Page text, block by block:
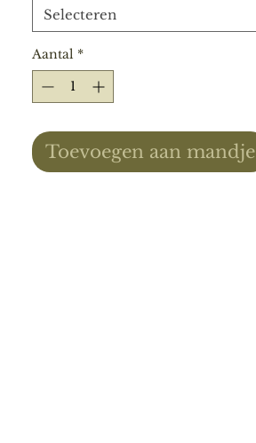
Selecteren
Aantal *
Toevoegen aan mandje